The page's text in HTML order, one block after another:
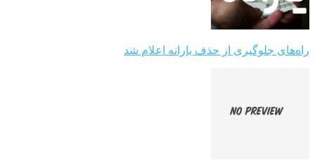
راه‌های جلوگیری از حذف یارانه اعلام شد